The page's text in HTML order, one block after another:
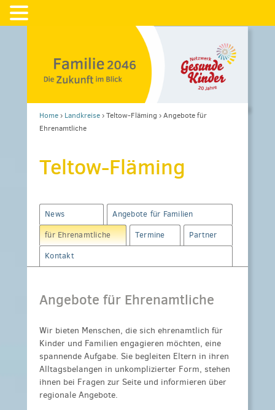
Home› Landkreise›Teltow-Fläming ›Angebote für
Ehrenamtliche
Teltow-Fläming
News
Angebote für Familien
für Ehrenamtliche
Termine
Partner
Kontakt
Angebote für Ehrenamtliche
Wir bieten Menschen, die sich ehrenamtlich für
Kinder und Familien engagieren möchten, eine
spannende Aufgabe. Sie begleiten Eltern in ihren
Alltagsbelangen in unkomplizierter Form, stehen
ihnen bei Fragen zur Seite und informieren über
regionale Angebote.